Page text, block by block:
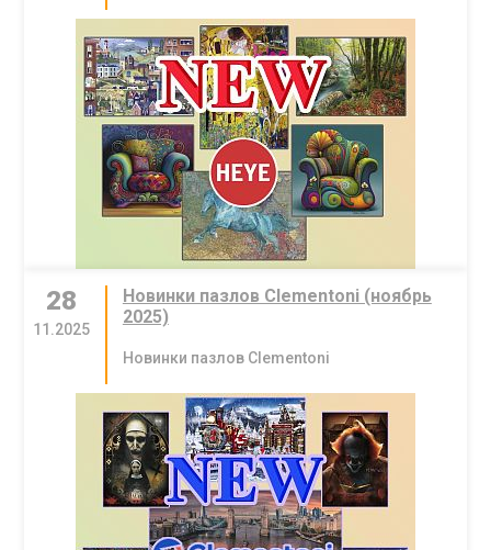
28
11.2025
Новинки пазлов Clementoni (ноябрь
2025)
Новинки пазлов Clementoni